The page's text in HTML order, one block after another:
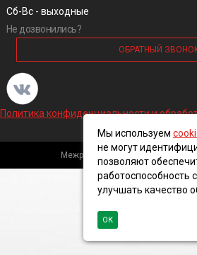
Сб-Вс - выходные
Не дозвонились?
ОБРАТНЫЙ
Политика конфиденциальности и
Межрегиональная кабельная
Мы используем
не могут
позволяют
работоспособность
улучшать качество
ОК